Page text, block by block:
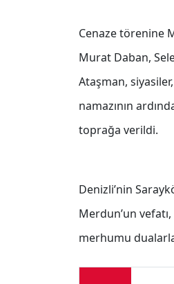
Cenaze törenine
Murat Daban,
Ataşman,
namazının
toprağa verildi.
Denizli’nin
Merdun’un
merhumu